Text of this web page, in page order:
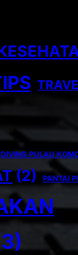
DIVING PULAU
(2) PANTAI